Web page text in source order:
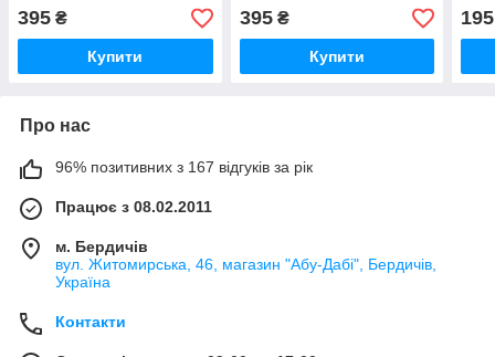
395 ₴
Купити
395₴
Купити
195
Про нас
96% позитивних з 167 відгуків за рік
Працює з 08.02.2011
м. Бердичів
вул. Житомирська, 46, магазин "Абу-Дабі", Бердичів,
Україна
Контакти